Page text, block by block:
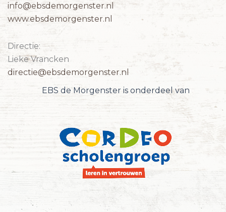
info@ebsdemorgenster.nl
www.ebsdemorgenster.nl
Directie:
Lieke Vrancken
directie@ebsdemorgenster.nl
EBS de Morgenster is onderdeel van